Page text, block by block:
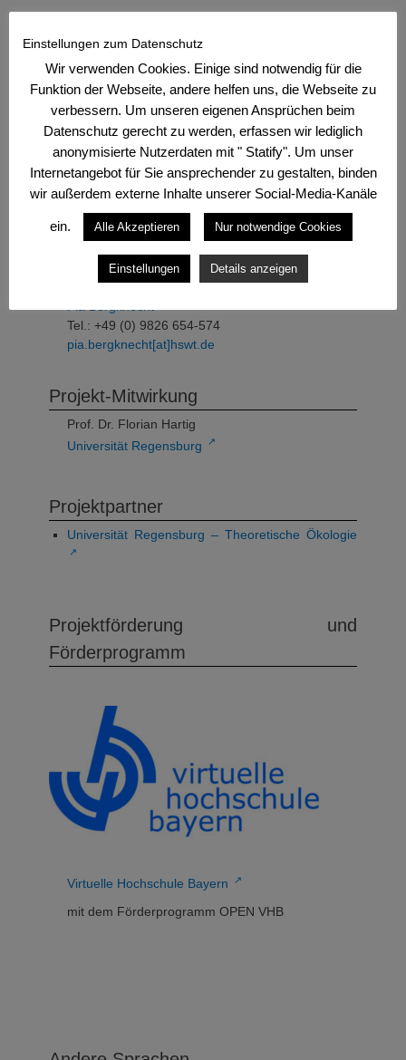
Institut/HSWT
Prof. Dr. Martin Döring
Tel.: +49 (0) 9826 654-212
martin.doering[at]hswt.de
Prof. Dr. Andreas Hoffmann ↗
Tel.: +49 (0) 9826 654-243
E-Mail: andreas.hoffmann[at]hswt.de
Projektbearbeitung intern Biomasse-
Institut/HSWT
Tel.: +49 (0) 9826 654-574
pia.bergknecht[at]hswt.de
Projekt-Mitwirkung
Prof. Dr. Florian Hartig
Universität Regensburg
↗
Projektpartner
Universität Regensburg – Theoretische Ökologie
↗
Projektförderung und
Förderprogramm
Virtuelle Hochschule Bayern ↗
mit dem Förderprogramm OPEN VHB
Einstellungen zum Datenschutz
Wir verwenden Cookies. Einige sind notwendig für die
Funktion der Webseite, andere helfen uns, die Webseite zu
verbessern. Um unseren eigenen Ansprüchen beim
Datenschutz gerecht zu werden, erfassen wir lediglich
anonymisierte Nutzerdaten mit " Statify". Um unser
Internetangebot für Sie ansprechender zu gestalten, binden
wir außerdem externe Inhalte unserer Social-Media-Kanäle
ein. Alle Akzeptieren Nur notwendige Cookies
Einstellungen Details anzeigen